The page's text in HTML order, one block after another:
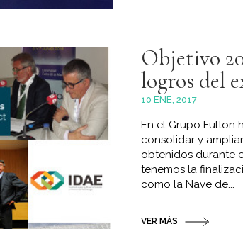
Objetivo
logros del
10 ENE, 2017
En el Grupo Fulton
consolidar y
obtenidos durante
tenemos la
como la Nave de...
VER MÁS